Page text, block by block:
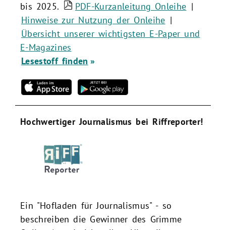
bis 2025.
PDF-Kurzanleitung Onleihe |
Hinweise zur Nutzung der Onleihe |
Übersicht unserer wichtigsten E-Paper und
E-Magazines
Lesestoff finden
Hochwertiger Journalismus bei Riffreporter!
Ein "Hofladen für Journalismus" - so
beschreiben die Gewinner des Grimme